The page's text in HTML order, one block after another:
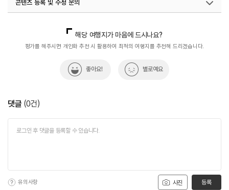
콘텐츠 등록 및 수정 문의
해당 여행지가 마음에 드시나요?
평가를 해주시면 개인화 추천 시 활용하여 최적의 여행지를 추천해 드리겠습니다.
좋아요! 별로예요
댓글 (0건)
사진
유의사항 등록